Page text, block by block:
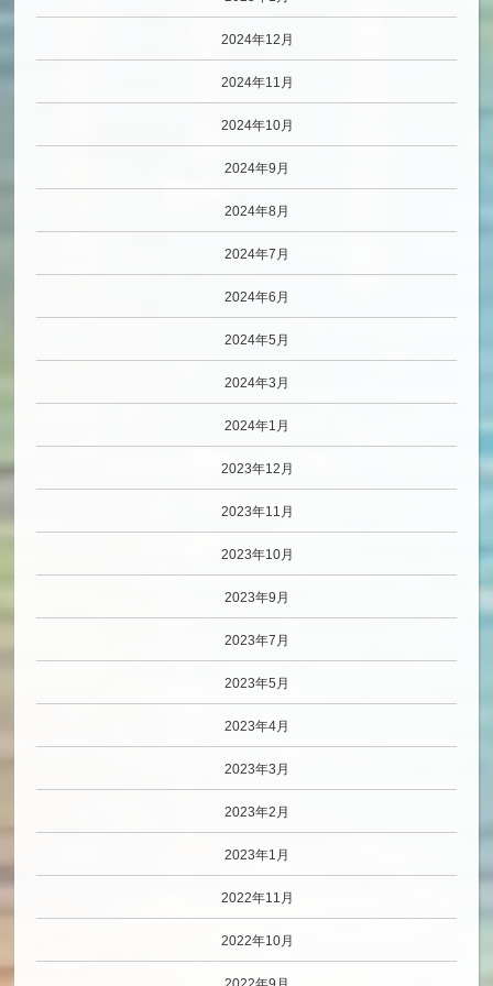
2024年12月
2024年11月
2024年10月
2024年9月
2024年8月
2024年7月
2024年6月
2024年5月
2024年3月
2024年1月
2023年12月
2023年11月
2023年10月
2023年9月
2023年7月
2023年5月
2023年4月
2023年3月
2023年2月
2023年1月
2022年11月
2022年10月